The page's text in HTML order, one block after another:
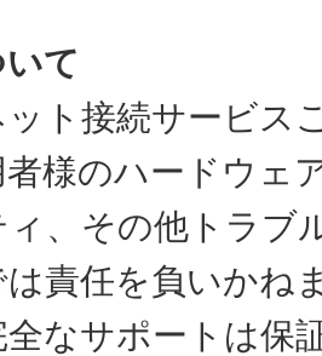
て
ト接続サービス
者様のハードウェ
、その他トラブ
責任を負いかね
なサポートは保